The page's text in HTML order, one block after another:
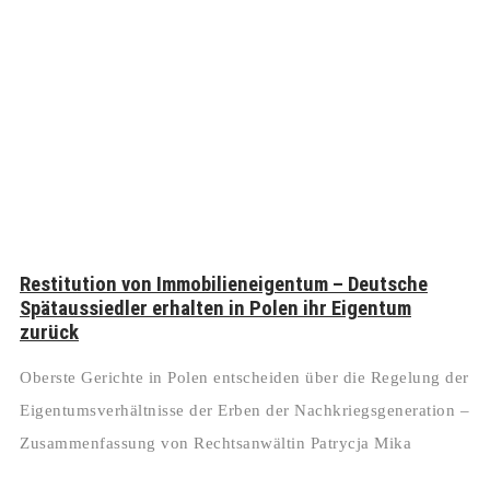
Restitution von Immobilieneigentum – Deutsche
Spätaussiedler erhalten in Polen ihr Eigentum
zurück
Oberste Gerichte in Polen entscheiden über die Regelung der
Eigentumsverhältnisse der Erben der Nachkriegsgeneration –
Zusammenfassung von Rechtsanwältin Patrycja Mika